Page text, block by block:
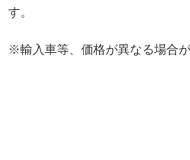
す。
※輸入車等、価格が異なる場合が